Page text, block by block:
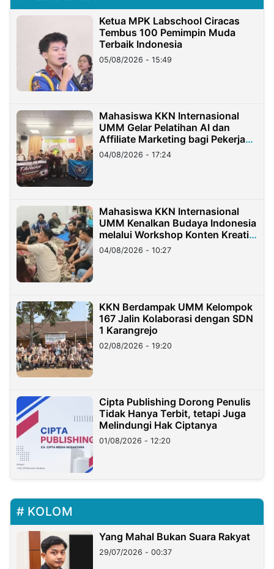
Ketua MPK Labschool Ciracas
Tembus 100 Pemimpin Muda
Terbaik Indonesia
05/08/2026 - 15:49
Mahasiswa KKN Internasional
UMM Gelar Pelatihan AI dan
Affiliate Marketing bagi Pekerja
Migran Indonesia di Taiwan
04/08/2026 - 17:24
Mahasiswa KKN Internasional
UMM Kenalkan Budaya Indonesia
melalui Workshop Konten Kreatif
di Taiwan
04/08/2026 - 10:27
KKN Berdampak UMM Kelompok
167 Jalin Kolaborasi dengan SDN
1 Karangrejo
02/08/2026 - 19:20
Cipta Publishing Dorong Penulis
Tidak Hanya Terbit, tetapi Juga
Melindungi Hak Ciptanya
01/08/2026 - 12:20
KOLOM
Yang Mahal Bukan Suara Rakyat
29/07/2026 - 00:37